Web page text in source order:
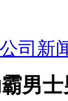
公司新
霸男